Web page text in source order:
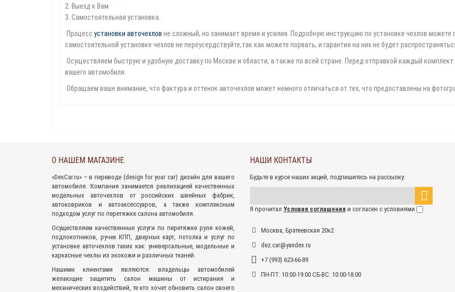
2. Выезд к Вам
3. Самостоятельная установка.
Процесс установки авточехлов не сложный, но занимает время и усилия. Подробную инструкцию по установке чехлов можете
самостоятельной установке чехлов не переусердствуйте,так как можете порвать, и гарантия на них не будет
Осуществляем быструю и удобную доставку по Москве и области, а также по всей стране. Перед отправкой каждый комплект
вашего автомобиля.
Обращаем ваше внимание, что фактура и оттенок авточехлов может немного отличаться от тех, что предоставлены на
О НАШЕМ МАГАЗИНЕ
«DesCar.ru» – в переводе (design for your car) дизайн для вашего
автомобиля. Компания занимается реализацией качественных
модельных авточехлов от российских швейных фабрик,
автоковриков и автоаксессуаров , а также комплексным
подходом услуг по перетяжке салона автомобиля.
Осуществляем качественные услуги по перетяжке руля кожей,
подлокотников, ручек КПП, дверных карт, потолка и услуг по
установке авточехлов таких как: универсальные, модельные и
каркасные чехлы из экокожи и различных тканей.
Нашими клиентами являются: владельцы автомобилей
желающие защитить салон машины от истирания и
механических воздействий, те кто хочет обновить салон своего
НАШИ КОНТАКТЫ
Будьте в курсе наших акций, подпишитесь на рассылку:
Я прочитал Условия соглашения и согласен с условиями
Москва, Братеевская 20к2
dez.car@yandex.ru
+7 (993) 623-66-89
ПН-ПТ: 10:00-19:00 СБ-ВС: 10:00-18:00